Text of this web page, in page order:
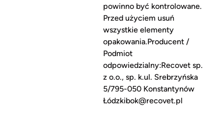
powinno być kontrolowane.
Przed użyciem usuń
wszystkie elementy
opakowania.Producent /
Podmiot
odpowiedzialny:Recovet sp.
z o.o., sp. k.ul. Srebrzyńska
5/795-050 Konstantynów
Łódzkibok@recovet.pl